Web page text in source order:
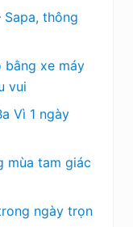
Sapa, thông
bằng xe máy
vui
Vì 1 ngày
mùa tam giác
ngày trọn